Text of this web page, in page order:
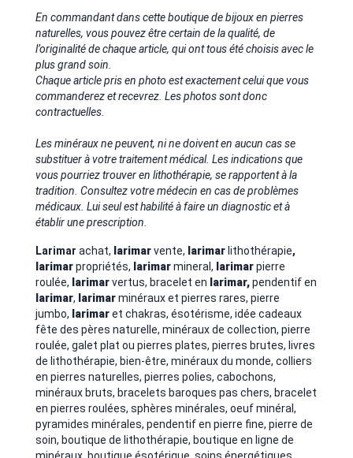
En commandant dans cette boutique de bijoux en pierres
naturelles, vous pouvez être certain de la qualité, de
l’originalité de chaque article, qui ont tous été choisis avec le
plus grand soin.
Chaque article pris en photo est exactement celui que vous
commanderez et recevrez. Les photos sont donc
contractuelles.
Les minéraux ne peuvent, ni ne doivent en aucun cas se
substituer à votre traitement médical. Les indications que
vous pourriez trouver en lithothérapie, se rapportent à la
tradition. Consultez votre médecin en cas de problèmes
médicaux. Lui seul est habilité à faire un diagnostic et à
établir une prescription.
Larimar achat, larimarvente, larimar lithothérapie,
larimarpropriétés, larimarmineral, larimarpierre
roulée, larimarvertus, bracelet en larimar,pendentif en
larimar, larimarminéraux et pierres rares, pierre
jumbo, larimaret chakras, ésotérisme, idée cadeaux
fête des pères naturelle, minéraux de collection, pierre
roulée, galet plat ou pierres plates, pierres brutes, livres
de lithothérapie, bien-être, minéraux du monde, colliers
en pierres naturelles, pierres polies, cabochons,
minéraux bruts, bracelets baroques pas chers, bracelet
en pierres roulées, sphères minérales, oeuf minéral,
pyramides minérales, pendentif en pierre fine, pierre de
soin, boutique de lithothérapie, boutique en ligne de